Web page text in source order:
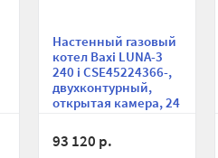
Настенный газовый
котел Baxi LUNA-3
240 i CSE45224366-,
двухконтурный,
открытая камера, 24
93 120 р.